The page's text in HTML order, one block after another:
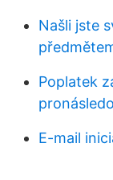
Našli jste
Poplatek
E-mail